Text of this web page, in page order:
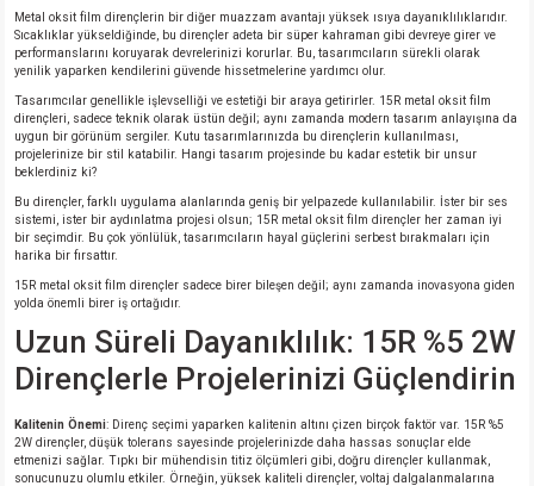
MARKA)
Metal oksit film dirençlerin bir diğer muazzam avantajı yüksek ısıya dayanıklılıklarıdır.
Sıcaklıklar yükseldiğinde, bu dirençler adeta bir süper kahraman gibi devreye girer ve
performanslarını koruyarak devrelerinizi korurlar. Bu, tasarımcıların sürekli olarak
yenilik yaparken kendilerini güvende hissetmelerine yardımcı olur.
Tasarımcılar genellikle işlevselliği ve estetiği bir araya getirirler. 15R metal oksit film
dirençleri, sadece teknik olarak üstün değil; aynı zamanda modern tasarım anlayışına da
uygun bir görünüm sergiler. Kutu tasarımlarınızda bu dirençlerin kullanılması,
projelerinize bir stil katabilir. Hangi tasarım projesinde bu kadar estetik bir unsur
beklerdiniz ki?
Bu dirençler, farklı uygulama alanlarında geniş bir yelpazede kullanılabilir. İster bir ses
sistemi, ister bir aydınlatma projesi olsun; 15R metal oksit film dirençler her zaman iyi
bir seçimdir. Bu çok yönlülük, tasarımcıların hayal güçlerini serbest bırakmaları için
harika bir fırsattır.
15R metal oksit film dirençler sadece birer bileşen değil; aynı zamanda inovasyona giden
yolda önemli birer iş ortağıdır.
Uzun Süreli Dayanıklılık: 15R %5 2W
Dirençlerle Projelerinizi Güçlendirin
Kalitenin Önemi: Direnç seçimi yaparken kalitenin altını çizen birçok faktör var. 15R %5
2W dirençler, düşük tolerans sayesinde projelerinizde daha hassas sonuçlar elde
etmenizi sağlar. Tıpkı bir mühendisin titiz ölçümleri gibi, doğru dirençler kullanmak,
sonucunuzu olumlu etkiler. Örneğin, yüksek kaliteli dirençler, voltaj dalgalanmalarına